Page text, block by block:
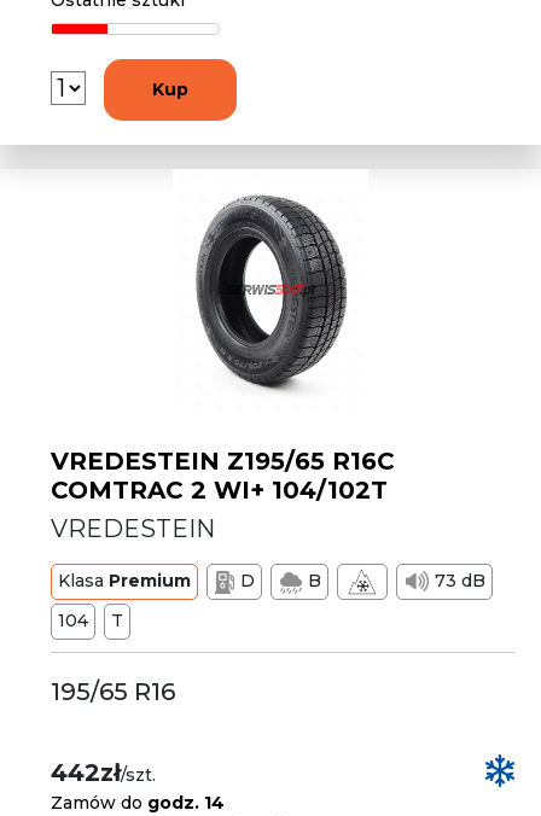
Kup
VREDESTEIN Z195/65 R16C
COMTRAC 2 WI+ 104/102T
VREDESTEIN
Klasa Premium D B
73 dB
104
T
195/65 R16
442zł/szt.
Zamów do godz. 14